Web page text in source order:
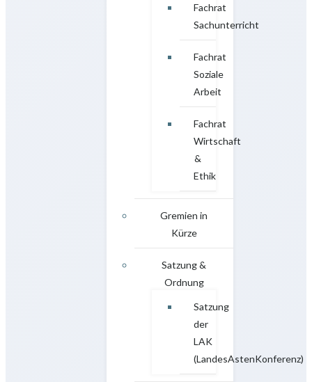
Fachrat
Sachunterricht
Fachrat
Soziale
Arbeit
Fachrat
Wirtschaft
&
Ethik
Gremien in
Kürze
Satzung &
Ordnung
Satzung
der
LAK
(LandesAstenKonferenz)